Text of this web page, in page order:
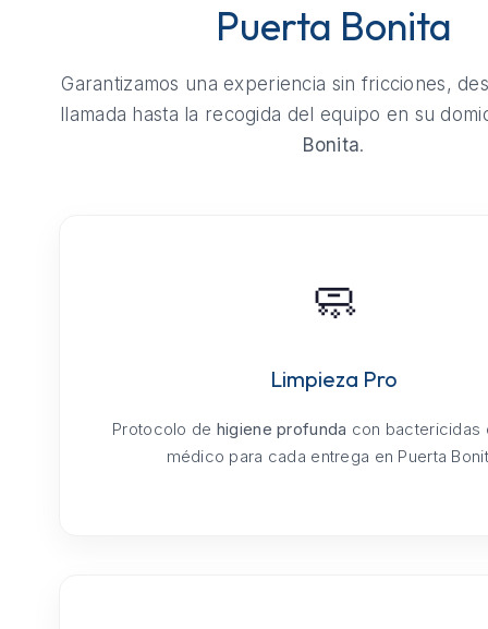
Puerta Bonita
Garantizamos una experiencia sin fricciones,
llamada hasta la recogida del equipo en su
Bonita.
🧼
Limpieza Pro
Protocolo de higiene profunda con bactericidas
médico para cada entrega en Puerta